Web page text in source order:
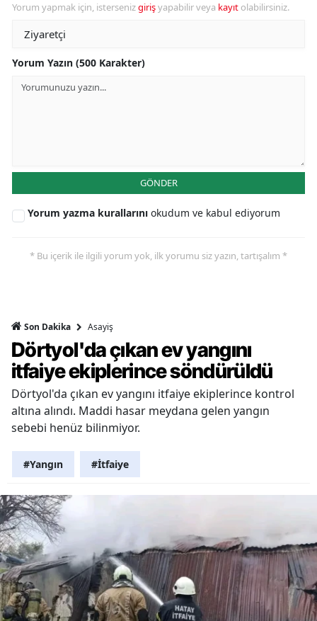
Yorum yapmak için, istersenizgirişyapabilir veya kayıt olabilirsiniz.
Yorum Yazın (500 Karakter)
GÖNDER
Yorum yazma kurallarını okudum ve kabul ediyorum
* Bu içerik ile ilgili yorum yok, ilk yorumu siz yazın, tartışalım *
Son Dakika Asayiş
Dörtyol'da çıkan ev yangını
itfaiye ekiplerince söndürüldü
Dörtyol'da çıkan ev yangını itfaiye ekiplerince kontrol
altına alındı. Maddi hasar meydana gelen yangın
sebebi henüz bilinmiyor.
#Yangın #İtfaiye